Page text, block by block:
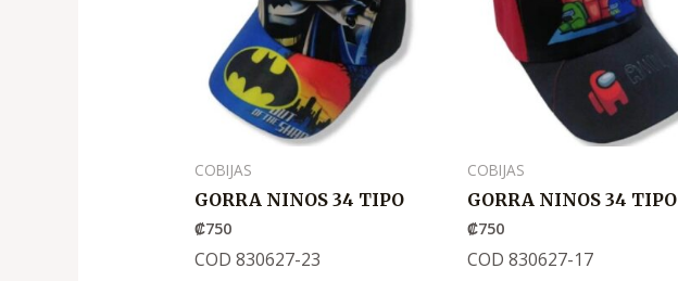
COBIJAS
GORRA NINOS 34 TIPO
₡750
COD 830627-23
COBIJAS
GORRA NINOS 34 TIPO
₡750
COD 830627-17